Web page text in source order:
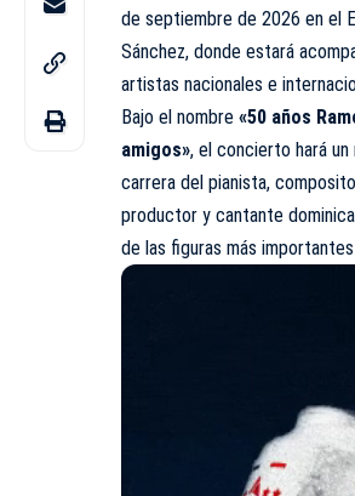
de septiembre de 2026 en el
Sánchez, donde estará
artistas nacionales e
Bajo el nombre «50 años
amigos», el concierto hará
carrera del pianista,
productor y cantante
de las figuras más